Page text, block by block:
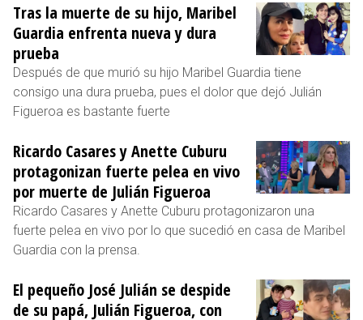
Tras la muerte de su hijo, Maribel
Guardia enfrenta nueva y dura
prueba
Después de que murió su hijo Maribel Guardia tiene
consigo una dura prueba, pues el dolor que dejó Julián
Figueroa es bastante fuerte
Ricardo Casares y Anette Cuburu
protagonizan fuerte pelea en vivo
por muerte de Julián Figueroa
Ricardo Casares y Anette Cuburu protagonizaron una
fuerte pelea en vivo por lo que sucedió en casa de Maribel
Guardia con la prensa.
El pequeño José Julián se despide
de su papá, Julián Figueroa, con